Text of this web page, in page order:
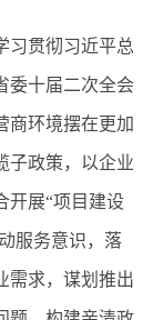
贯彻习近平总
委十届二次全会
商环境摆在更加
子政策，以企业
开展“项目建设
服务意识，落
需求，谋划推出